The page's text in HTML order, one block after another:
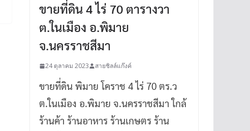
ขายที่ดิน 4 ไร่ 70 ตารางวา
ต.ในเมือง อ.พิมาย
จ.นครราชสีมา
24 ตุลาคม 2023 สายชิลล์แก๊งค์
ขายที่ดิน พิมาย โคราช 4 ไร่ 70 ตร.ว
ต.ในเมือง อ.พิมาย จ.นครราชสีมา ใกล้
ร้านค้า ร้านอาหาร ร้านเกษตร ร้าน